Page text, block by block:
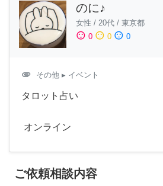
のに♪
女性 / 20代 / 東京都
sentiment_satisfied 0 sentiment_neutral 0 sentiment_dissatisfied 0
attachment その他 ▸ イベント
タロット占い
オンライン
ご依頼相談内容